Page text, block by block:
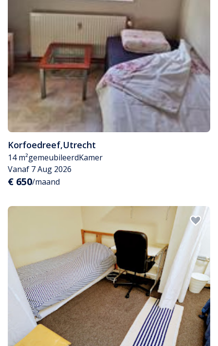
Korfoedreef,Utrecht
14 m²gemeubileerdKamer
Vanaf 7 Aug 2026
€ 650/maand